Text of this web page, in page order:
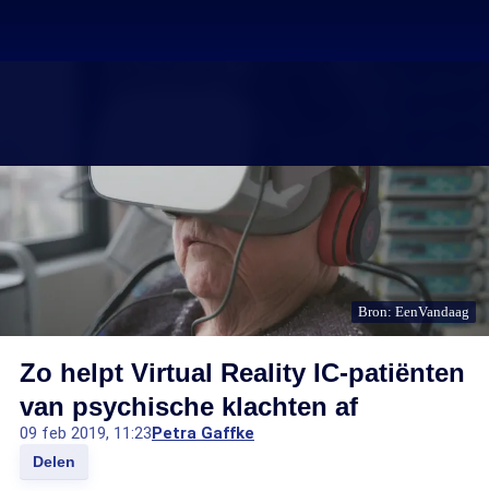
Bron: EenVandaag
Zo helpt Virtual Reality IC-patiënten
van psychische klachten af
09 feb 2019, 11:23Petra Gaffke
Delen